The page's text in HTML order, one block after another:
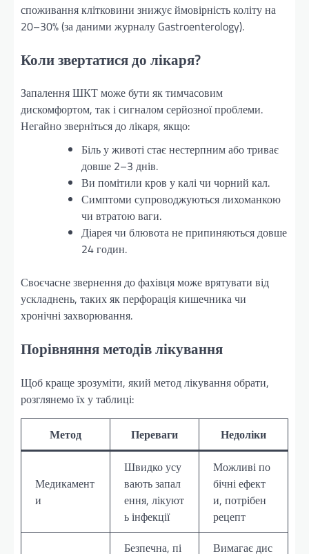
споживання клітковини знижує ймовірність коліту на
20–30% (за даними журналу Gastroenterology).
Коли звертатися до лікаря?
Запалення ШКТ може бути як тимчасовим
дискомфортом, так і сигналом серйозної проблеми.
Негайно зверніться до лікаря, якщо:
Біль у животі стає нестерпним або триває
довше 2–3 днів.
Ви помітили кров у калі чи чорний кал.
Симптоми супроводжуються лихоманкою
чи втратою ваги.
Діарея чи блювота не припиняються довше
24 годин.
Своєчасне звернення до фахівця може врятувати від
ускладнень, таких як перфорація кишечника чи
хронічні захворювання.
Порівняння методів лікування
Щоб краще зрозуміти, який метод лікування обрати,
розглянемо їх у таблиці:
Метод Переваги Недоліки
Медикамент
и
Швидко усу
вають запал
ення, лікуют
ь інфекції
Можливі по
бічні ефект
и, потрібен
рецепт
Безпечна, пі
Вимагає дис